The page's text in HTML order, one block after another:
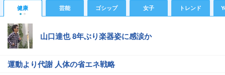
健康 芸能 ゴシップ 女子 トレンド
山口達也 8年ぶり楽器姿に感涙か
運動より代謝 人体の省エネ戦略